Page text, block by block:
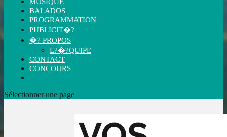
BALADOS
PROGRAMMATION
PUBLICIT�?
�? PROPOS
L?�?QUIPE
CONTACT
CONCOURS
Sélectionner une page